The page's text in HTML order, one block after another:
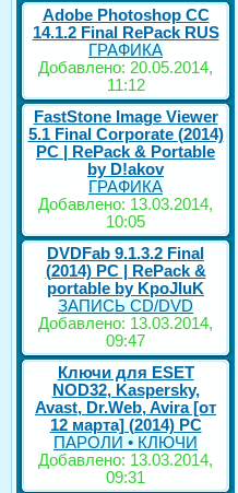
Adobe Photoshop CC
14.1.2 Final RePack RUS
ГРАФИКА
Добавлено: 20.05.2014,
11:12
FastStone Image Viewer
5.1 Final Corporate (2014)
РС | RePack & Portable
by D!akov
ГРАФИКА
Добавлено: 13.03.2014,
10:05
DVDFab 9.1.3.2 Final
(2014) PC | RePack &
portable by KpoJIuK
ЗАПИСЬ CD/DVD
Добавлено: 13.03.2014,
09:47
Ключи для ESET
NOD32, Kaspersky,
Avast, Dr.Web, Avira [от
12 марта] (2014) PC
ПАРОЛИ • КЛЮЧИ
Добавлено: 13.03.2014,
09:31